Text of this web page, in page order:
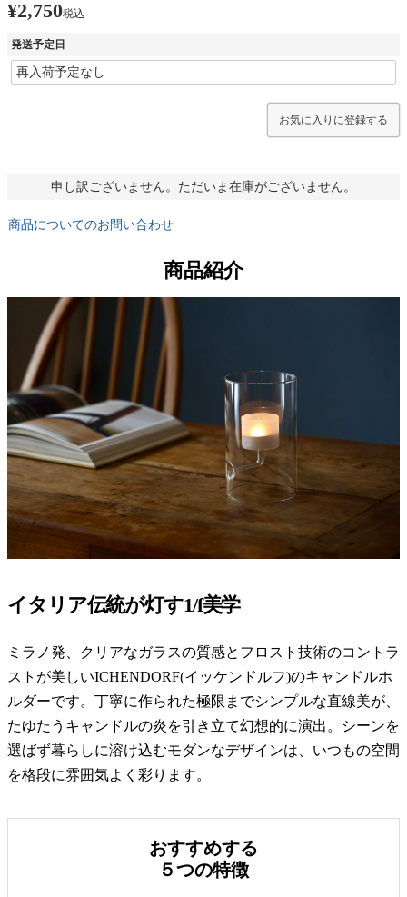
¥2,750税込
発送予定日
お気に入りに登録する
申し訳ございません。ただいま在庫がございません。
商品についてのお問い合わせ
商品紹介
イタリア伝統が灯す1/f美学
ミラノ発、クリアなガラスの質感とフロスト技術のコントラ
ストが美しいICHENDORF(イッケンドルフ)のキャンドルホ
ルダーです。丁寧に作られた極限までシンプルな直線美が、
たゆたうキャンドルの炎を引き立て幻想的に演出。シーンを
選ばず暮らしに溶け込むモダンなデザインは、いつもの空間
を格段に雰囲気よく彩ります。
おすすめする
５つの特徴